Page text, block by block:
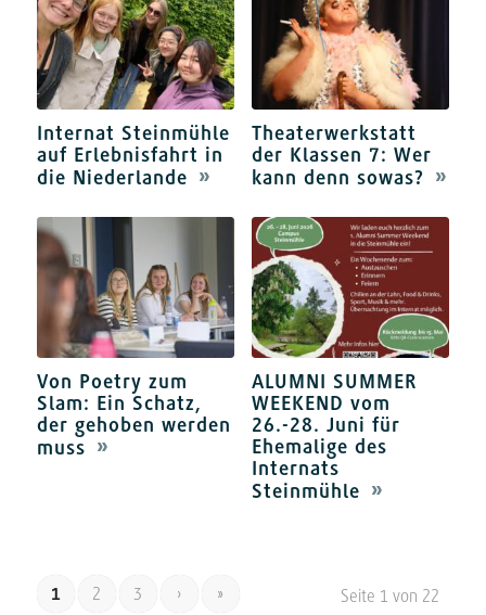
Internat Steinmühle
auf Erlebnisfahrt in
die Niederlande
Theaterwerkstatt
der Klassen 7: Wer
kann denn sowas?
Von Poetry zum
Slam: Ein Schatz,
der gehoben werden
muss
ALUMNI SUMMER
WEEKEND vom
26.-28. Juni für
Ehemalige des
Internats
Steinmühle
Seite 1 von 22
1 2 3 › »